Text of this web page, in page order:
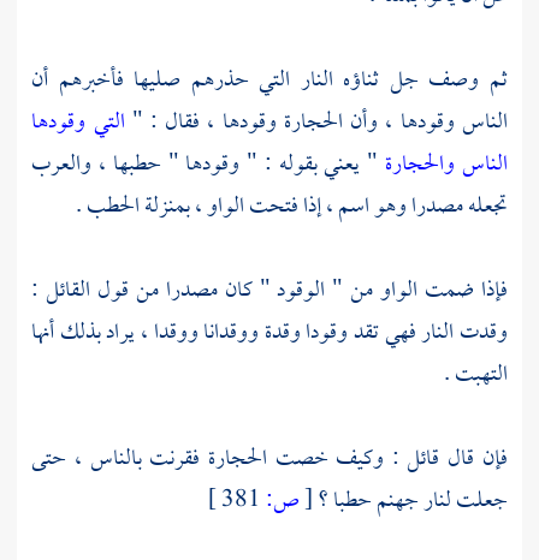
ثم وصف جل ثناؤه النار التي حذرهم صليها فأخبرهم أن
الناس وقودها ، وأن الحجارة وقودها ، فقال : " التي وقودها
الناس والحجارة " يعني بقوله : " وقودها " حطبها ، والعرب
تجعله مصدرا وهو اسم ، إذا فتحت الواو ، بمنزلة الحطب .
فإذا ضمت الواو من " الوقود " كان مصدرا من قول القائل :
وقدت النار فهي تقد وقودا وقدة ووقدانا ووقدا ، يراد بذلك أنها
التهبت .
فإن قال قائل : وكيف خصت الحجارة فقرنت بالناس ، حتى
جعلت لنار جهنم حطبا ؟[ص: